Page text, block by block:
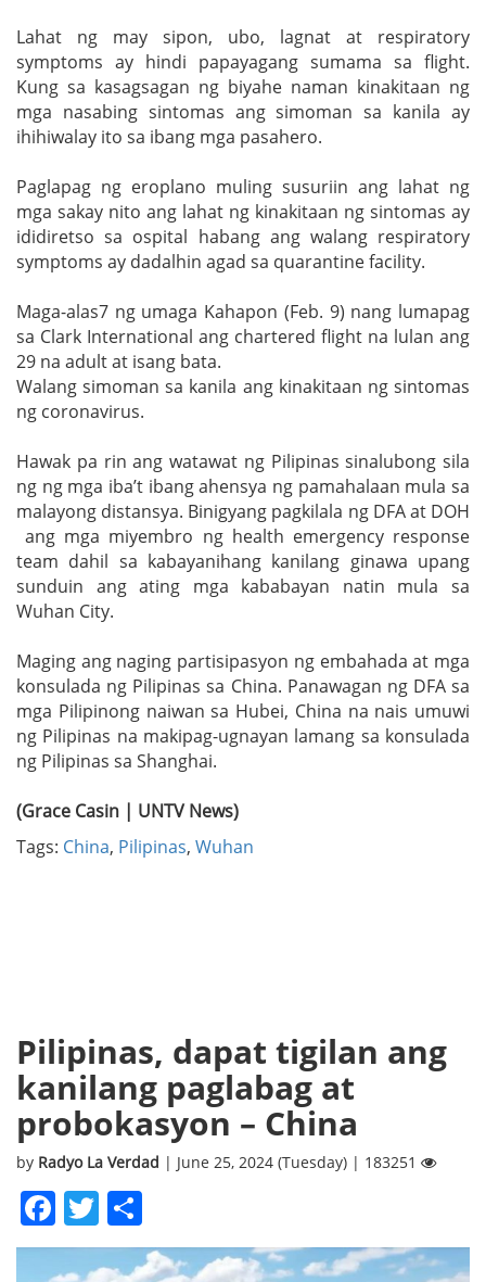
Lahat ng may sipon, ubo, lagnat at respiratory
symptoms ay hindi papayagang sumama sa flight.
Kung sa kasagsagan ng biyahe naman kinakitaan ng
mga nasabing sintomas ang simoman sa kanila ay
ihihiwalay ito sa ibang mga pasahero.
Paglapag ng eroplano muling susuriin ang lahat ng
mga sakay nito ang lahat ng kinakitaan ng sintomas ay
ididiretso sa ospital habang ang walang respiratory
symptoms ay dadalhin agad sa quarantine facility.
Maga-alas7 ng umaga Kahapon (Feb. 9) nang lumapag
sa Clark International ang chartered flight na lulan ang
29 na adult at isang bata.
Walang simoman sa kanila ang kinakitaan ng sintomas
ng coronavirus.
Hawak pa rin ang watawat ng Pilipinas sinalubong sila
ng ng mga iba’t ibang ahensya ng pamahalaan mula sa
malayong distansya. Binigyang pagkilala ng DFA at DOH
ang mga miyembro ng health emergency response
team dahil sa kabayanihang kanilang ginawa upang
sunduin ang ating mga kababayan natin mula sa
Wuhan City.
Maging ang naging partisipasyon ng embahada at mga
konsulada ng Pilipinas sa China. Panawagan ng DFA sa
mga Pilipinong naiwan sa Hubei, China na nais umuwi
ng Pilipinas na makipag-ugnayan lamang sa konsulada
ng Pilipinas sa Shanghai.
(Grace Casin | UNTV News)
Tags: China, Pilipinas, Wuhan
Pilipinas, dapat tigilan ang
kanilang paglabag at
probokasyon – China
by Radyo La Verdad | June 25, 2024 (Tuesday) | 183251
Facebook
Twitter